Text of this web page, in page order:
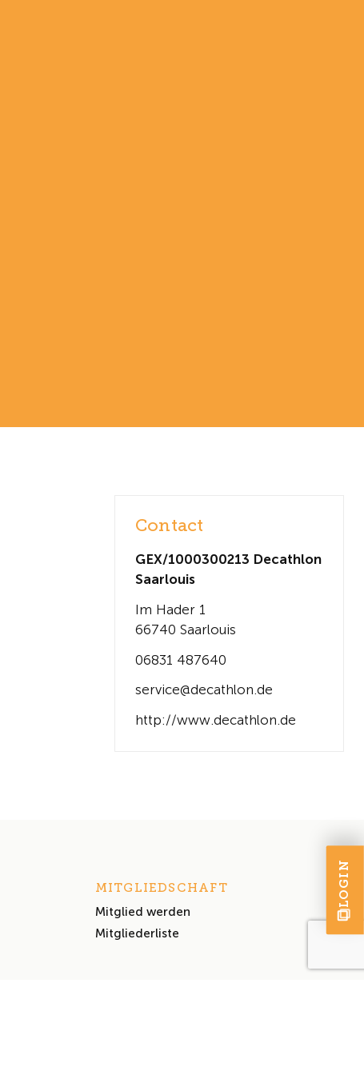
Contact
GEX/1000300213 Decathlon
Saarlouis
Im Hader 1
66740 Saarlouis
06831 487640
service@decathlon.de
http://www.decathlon.de
MITGLIEDSCHAFT
Mitglied werden
Mitgliederliste
LOGIN